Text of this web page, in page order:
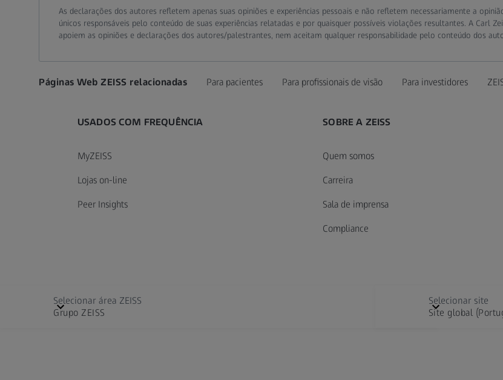
As declarações dos autores refletem apenas suas opiniões e experiências pessoais e não refletem necessariamente a
únicos responsáveis pelo conteúdo de suas experiências relatadas e por quaisquer possíveis violações resultantes. A Carl
apoiem as opiniões e declarações dos autores/palestrantes, nem aceitam qualquer responsabilidade pelo conteúdo dos
Páginas Web ZEISS relacionadas Para pacientes Para profissionais de visão Para investidores
USADOS COM FREQUÊNCIA
MyZEISS
Lojas on-line
Peer Insights
SOBRE A ZEISS
Quem somos
Carreira
Sala de imprensa
Compliance
Selecionar área ZEISS
Grupo ZEISS
Selecionar site
Site global